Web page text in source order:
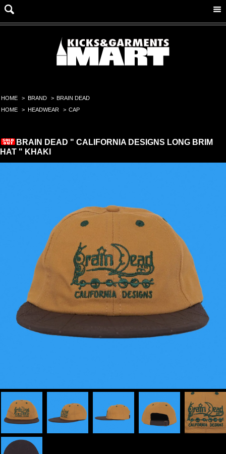
HOME > BRAND > BRAIN DEAD
HOME
> HEADWEAR > CAP
BRAIN DEAD " CALIFORNIA DESIGNS LONG BRIM
HAT " KHAKI